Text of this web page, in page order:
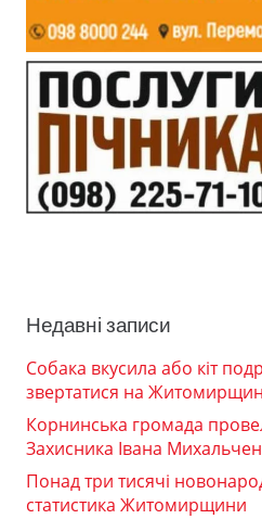
Недавні записи
Собака вкусила або кіт
звертатися на
Корнинська громада
Захисника Івана
Понад три тисячі
статистика Житомирщини